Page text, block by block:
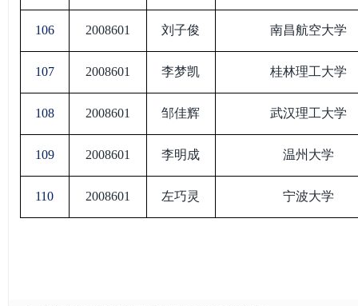
106 2008601 刘子俊 南昌航空大学
107 2008601 李梦凯 桂林理工大学
108 2008601 邹佳辉 武汉理工大学
109 2008601 李明成 温州大学
110 2008601 左巧灵 宁波大学